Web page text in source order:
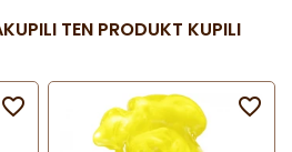
TEN PRODUKT KUPILI
 